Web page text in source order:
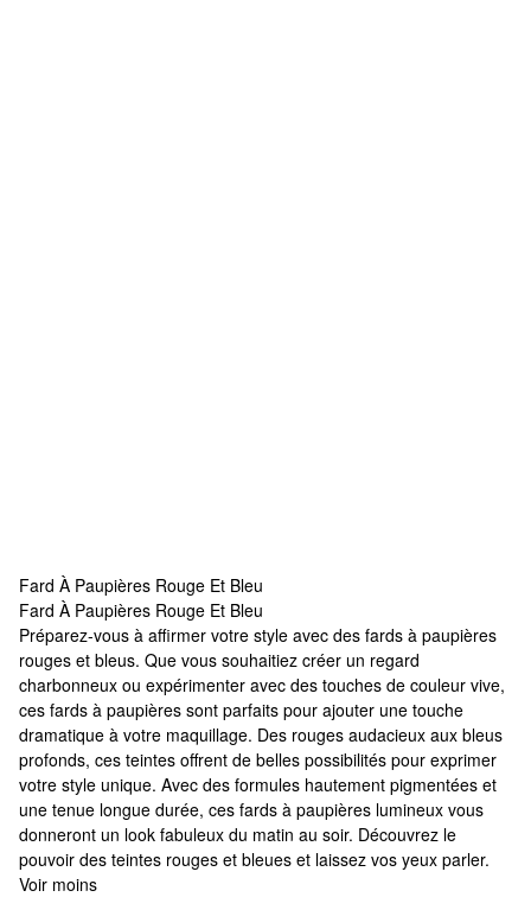
Fard À Paupières Rouge Et Bleu
Fard À Paupières Rouge Et Bleu
Fard À Paupières Rouge Et Bleu
Préparez-vous à affirmer votre style avec des fards à paupières
rouges et bleus. Que vous souhaitiez créer un regard
charbonneux ou expérimenter avec des touches de couleur vive,
ces fards à paupières sont parfaits pour ajouter une touche
dramatique à votre maquillage. Des rouges audacieux aux bleus
profonds, ces teintes offrent de belles possibilités pour exprimer
votre style unique. Avec des formules hautement pigmentées et
une tenue longue durée, ces fards à paupières lumineux vous
donneront un look fabuleux du matin au soir. Découvrez le
pouvoir des teintes rouges et bleues et laissez vos yeux parler.
Voir moins